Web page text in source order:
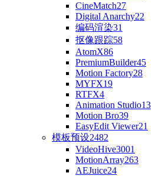
CineMatch27
Digital Anarchy22
编码渲染31
抠像跟踪58
AtomX86
PremiumBuilder45
Motion Factory28
MYFX19
RTFX4
Animation Studio13
Motion Bro39
EasyEdit Viewer21
模板预设2482
VideoHive3001
MotionArray263
AEJuice24